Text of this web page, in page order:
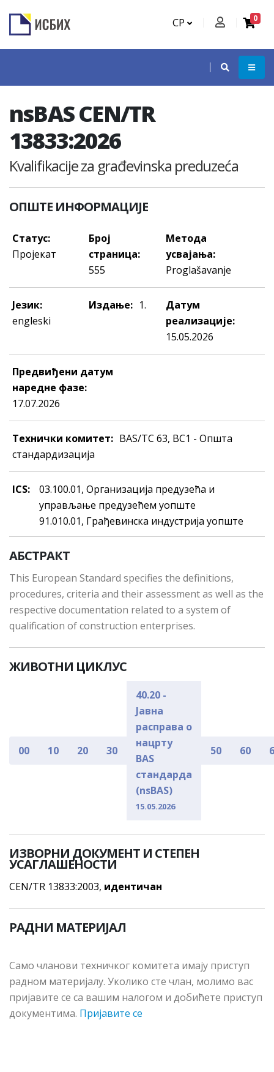
СР 0
nsBAS CEN/TR
13833:2026
Kvalifikacije za građevinska preduzeća
ОПШТЕ ИНФОРМАЦИЈЕ
Статус:
Пројекат
Број
страница:
555
Метода
усвајања:
Proglašavanje
Језик:
engleski
Издање: 1.
Датум
реализације:
15.05.2026
Предвиђени датум
наредне фазе:
17.07.2026
Технички комитет: BAS/TC 63, ВС1 - Општа
стандардизација
ICS:
03.100.01, Организација предузећа и
управљање предузећем уопште
91.010.01, Грaђeвинскa индустриja уопште
АБСТРАКТ
This European Standard specifies the definitions,
procedures, criteria and their assessment as well as the
respective documentation related to a system of
qualification of construction enterprises.
ЖИВОТНИ ЦИКЛУС
00 10 20 30
40.20 -
Јавна
расправа о
нацрту
BAS
стандарда
(nsBAS)
15.05.2026
50 60
ИЗВОРНИ ДОКУМЕНТ И СТЕПЕН
УСАГЛАШЕНОСТИ
CEN/TR 13833:2003, идентичан
РАДНИ МАТЕРИЈАЛ
Сaмo члaнoви тeхничкoг кoмитeтa имajу приступ
рaднoм мaтeриjaлу. Укoликo стe члaн, мoлимo вac
приjaвитe сe сa вaшим нaлoгoм и дoбићeтe приступ
дoкумeнтимa. Пријавите се